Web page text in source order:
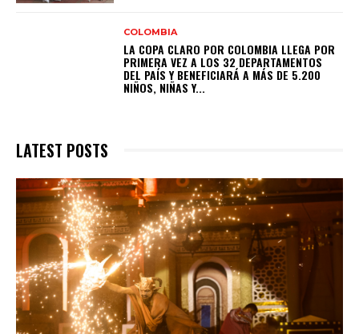
COLOMBIA
LA COPA CLARO POR COLOMBIA LLEGA POR
PRIMERA VEZ A LOS 32 DEPARTAMENTOS
DEL PAÍS Y BENEFICIARÁ A MÁS DE 5.200
NIÑOS, NIÑAS Y...
LATEST POSTS